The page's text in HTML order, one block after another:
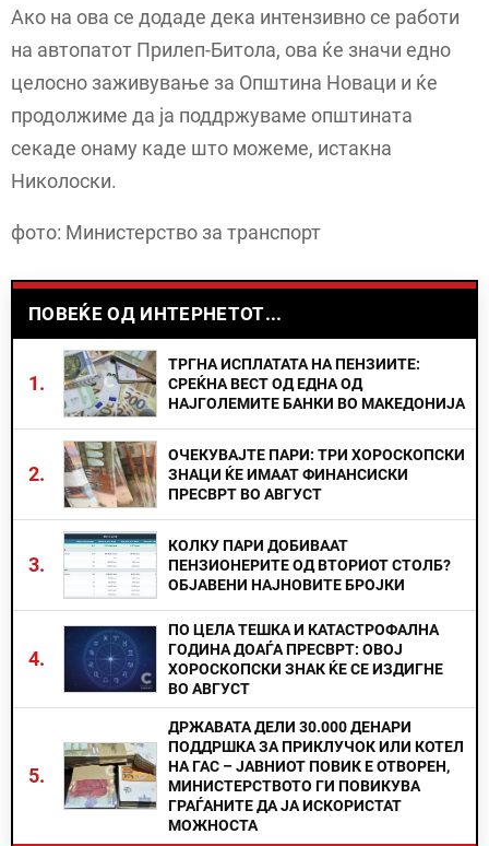
Ако на ова се додаде дека интензивно се работи
на автопатот Прилеп-Битола, ова ќе значи едно
целосно заживување за Општина Новаци и ќе
продолжиме да ја поддржуваме општината
секаде онаму каде што можеме, истакна
Николоски.
фото: Министерство за транспорт
ПОВЕЌЕ ОД ИНТЕРНЕТОТ...
1.
ТРГНА ИСПЛАТАТА НА ПЕНЗИИТЕ:
СРЕЌНА ВЕСТ ОД ЕДНА ОД
НАЈГОЛЕМИТЕ БАНКИ ВО МАКЕДОНИЈА
2.
ОЧЕКУВАЈТЕ ПАРИ: ТРИ ХОРОСКОПСКИ
ЗНАЦИ ЌЕ ИМААТ ФИНАНСИСКИ
ПРЕСВРТ ВО АВГУСТ
3.
КОЛКУ ПАРИ ДОБИВААТ
ПЕНЗИОНЕРИТЕ ОД ВТОРИОТ СТОЛБ?
ОБЈАВЕНИ НАЈНОВИТЕ БРОЈКИ
4.
ПО ЦЕЛА ТЕШКА И КАТАСТРОФАЛНА
ГОДИНА ДОАЃА ПРЕСВРТ: ОВОЈ
ХОРОСКОПСКИ ЗНАК ЌЕ СЕ ИЗДИГНЕ
ВО АВГУСТ
5.
ДРЖАВАТА ДЕЛИ 30.000 ДЕНАРИ
ПОДДРШКА ЗА ПРИКЛУЧОК ИЛИ КОТЕЛ
НА ГАС – ЈАВНИОТ ПОВИК Е ОТВОРЕН,
МИНИСТЕРСТВОТО ГИ ПОВИКУВА
ГРАЃАНИТЕ ДА ЈА ИСКОРИСТАТ
МОЖНОСТА